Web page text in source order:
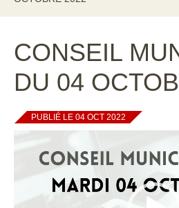
CONSEIL
DU 04
PUBLIÉ LE 04 OCT 2022
vidéo